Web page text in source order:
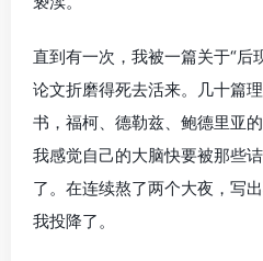
直到有一次，我被一篇关于“后
论文折磨得死去活来。几十篇
书，福柯、德勒兹、鲍德里亚
我感觉自己的大脑快要被那些
了。在连续熬了两个大夜，写
我投降了。